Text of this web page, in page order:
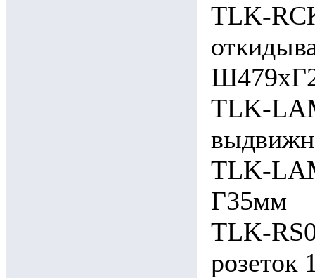
TLK-
TLK-
TLK-
Г35мм
TLK-
розеток